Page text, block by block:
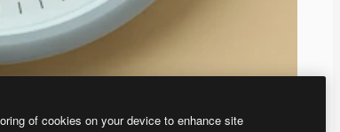
of cookies on your device to enhance site